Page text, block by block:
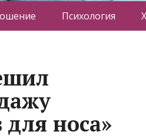
Психология
носа»